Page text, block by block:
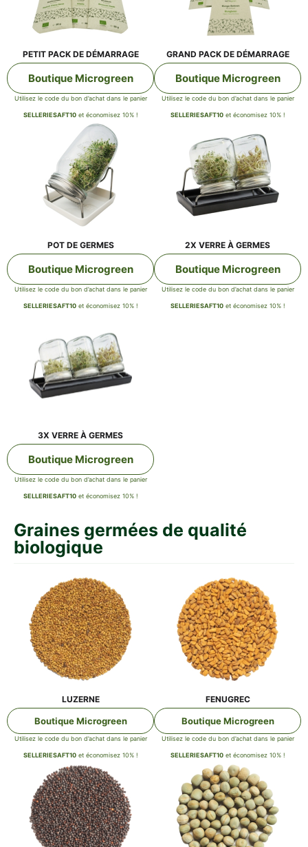
PETIT PACK DE DÉMARRAGE
Bou­tique Microgreen
Uti­li­sez le code du bon d’achat dans le panier
SELLERIESAFT10et éco­no­mi­sez 10% !
GRAND PACK DE DÉMARRAGE
Bou­tique Microgreen
Uti­li­sez le code du bon d’achat dans le panier
SELLERIESAFT10et éco­no­mi­sez 10% !
POT DE GERMES
Bou­tique Microgreen
Uti­li­sez le code du bon d’achat dans le panier
SELLERIESAFT10et éco­no­mi­sez 10% !
2X VER­RE À GERMES
Bou­tique Microgreen
Uti­li­sez le code du bon d’achat dans le panier
SELLERIESAFT10et éco­no­mi­sez 10% !
3X VER­RE À GERMES
Bou­tique Microgreen
Uti­li­sez le code du bon d’achat dans le panier
SELLERIESAFT10et éco­no­mi­sez 10% !
Grai­nes ger­mées de qua­li­té
biologique
LUZER­NE
Bou­tique Microgreen
Uti­li­sez le code du bon d’achat dans le panier
SELLERIESAFT10et éco­no­mi­sez 10% !
FENUG­REC
Bou­tique Microgreen
Uti­li­sez le code du bon d’achat dans le panier
SELLERIESAFT10et éco­no­mi­sez 10% !